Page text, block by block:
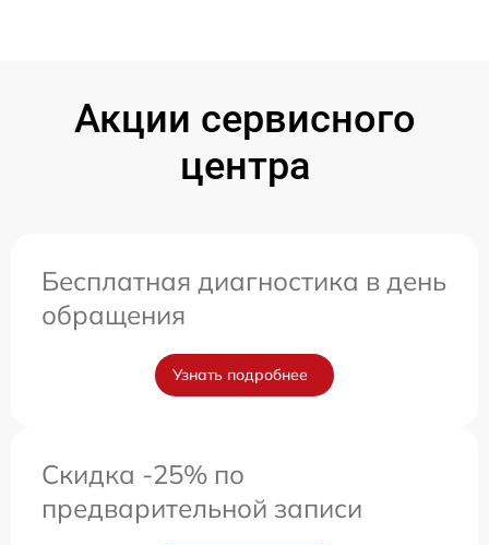
Акции сервисного
центра
Бесплатная диагностика в день
обращения
Узнать подробнее
Скидка -25% по
предварительной записи